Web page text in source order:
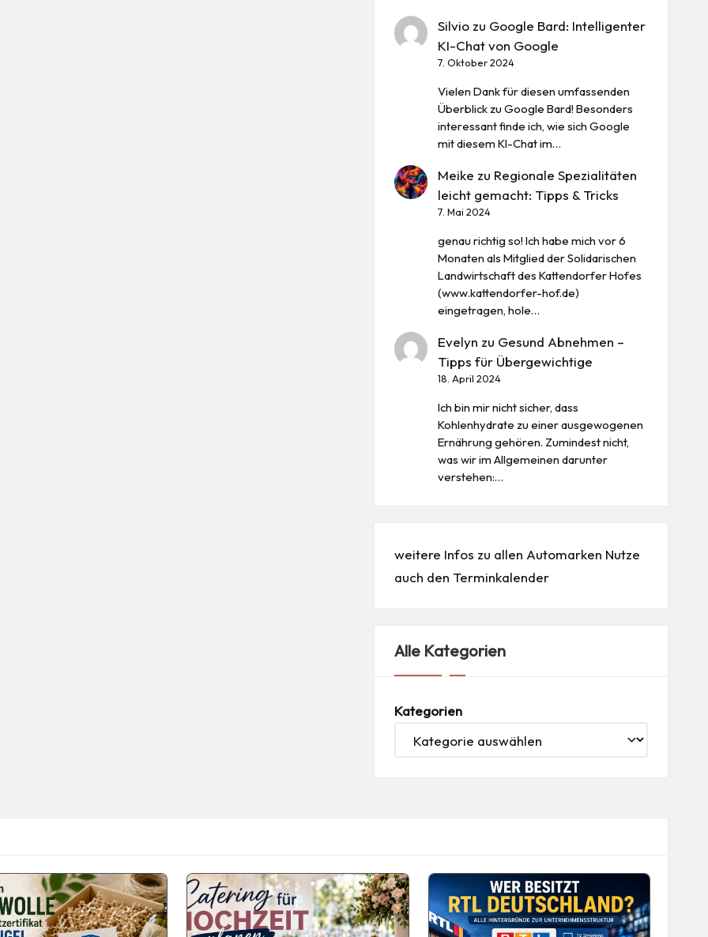
Silvio zu Google Bard: Intelligenter
KI-Chat von Google
7. Oktober 2024
Vielen Dank für diesen umfassenden
Überblick zu Google Bard! Besonders
interessant finde ich, wie sich Google
mit diesem KI-Chat im…
Meike zu Regionale Spezialitäten
leicht gemacht: Tipps & Tricks
7. Mai 2024
genau richtig so! Ich habe mich vor 6
Monaten als Mitglied der Solidarischen
Landwirtschaft des Kattendorfer Hofes
(www.kattendorfer-hof.de)
eingetragen, hole…
Evelyn zu Gesund Abnehmen –
Tipps für Übergewichtige
18. April 2024
Ich bin mir nicht sicher, dass
Kohlenhydrate zu einer ausgewogenen
Ernährung gehören. Zumindest nicht,
was wir im Allgemeinen darunter
verstehen:…
weitere Infos zu allen Automarken Nutze
auch den Terminkalender
Alle Kategorien
Kategorien